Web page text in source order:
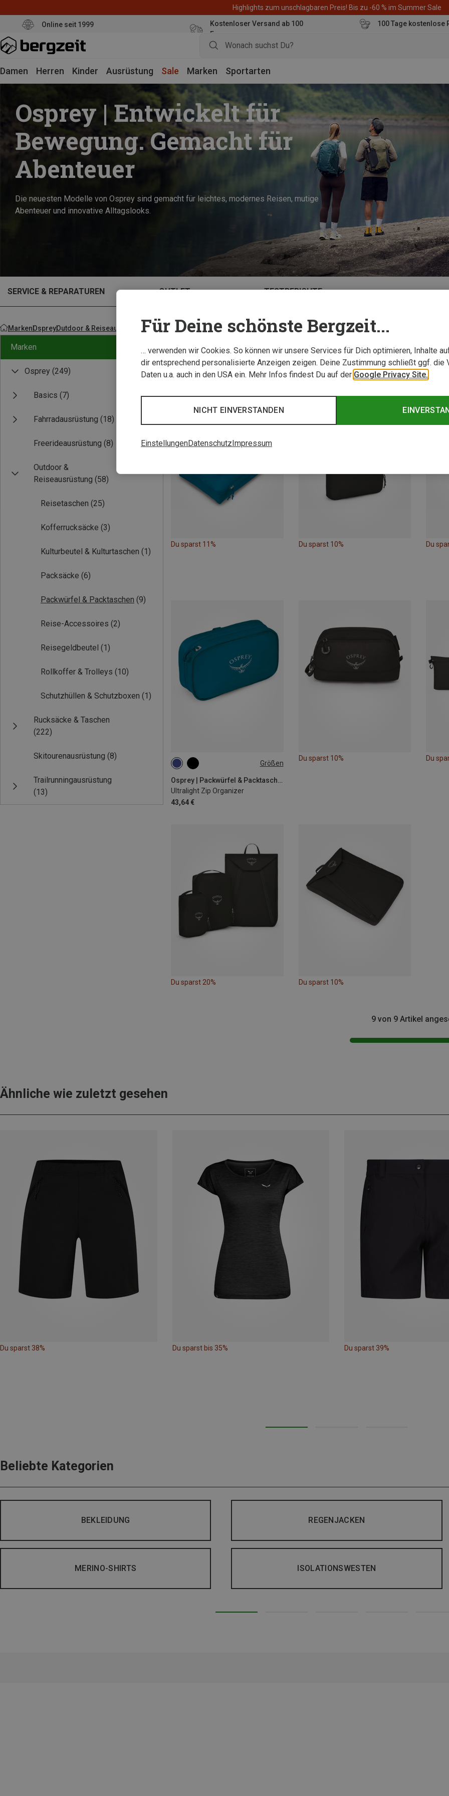
Highlights zum unschlagbaren Preis! Bis zu -60 % im Summer Sale
Online seit 1999
Kostenloser Versand ab 100
Euro
100 Tage kostenlose
Damen Herren Kinder Ausrüstung Sale Marken Sportarten
Osprey | Entwickelt für
Bewegung. Gemacht für
Abenteuer
Die neuesten Modelle von Osprey sind gemacht für leichtes, modernes Reisen, mutige
Abenteuer und innovative Alltagslooks.
SERVICE & REPARATUREN OUTLET TESTBERICHTE
MarkenOspreyOutdoor & Reiseausrüstung
Marken
Osprey (249)
Basics (7)
Fahrradausrüstung (18)
Freerideausrüstung (8)
Outdoor &
Reiseausrüstung (58)
Reisetaschen (25)
Kofferrucksäcke (3)
Kulturbeutel & Kulturtaschen (1)
Packsäcke (6)
Packwürfel & Packtaschen (9)
Reise-Accessoires (2)
Reisegeldbeutel (1)
Rollkoffer & Trolleys (10)
Schutzhüllen & Schutzboxen (1)
Rucksäcke & Taschen
(222)
Skitourenausrüstung (8)
Trailrunningausrüstung
(13)
Du sparst 11% Du sparst 10% Du
Größen
Osprey | Packwürfel & Packtaschen
Ultralight Zip Organizer
43,64 €
ONE SIZE
Du sparst 10% Du
Du sparst 20% Du sparst 10%
9 von 9 Artikel
Ähnliche wie zuletzt gesehen
Du sparst 38% Du sparst bis 35% Du sparst 39%
Beliebte Kategorien
BEKLEIDUNG REGENJACKEN
MERINO-SHIRTS ISOLATIONSWESTEN
Für Deine schönste Bergzeit...
… verwenden wir Cookies. So können wir unsere Services für Dich optimieren, Inhalte
dir entsprechend personalisierte Anzeigen zeigen. Deine Zustimmung schließt ggf. die
Daten u.a. auch in den USA ein. Mehr Infos findest Du auf der Google Privacy Site.
NICHT EINVERSTANDEN
EinstellungenDatenschutzImpressum